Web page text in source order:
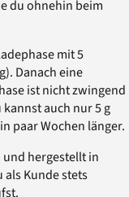
du ohnehin beim
mit 5
Danach eine
ist nicht zwingend
auch nur 5 g
paar Wochen länger.
hergestellt in
als Kunde stets